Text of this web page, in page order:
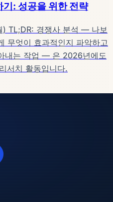
기: 성공을 위한 전략
TL;DR: 경쟁사 분석 — 나보
무엇이 효과적인지 파악하고
내는 작업 — 은 2026년에도
서치 활동입니다.